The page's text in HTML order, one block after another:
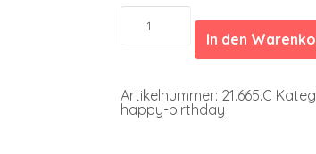
Folienballon
Ø18cm
Happy
In den
Artikelnummer: 21.665.C
happy-birthday